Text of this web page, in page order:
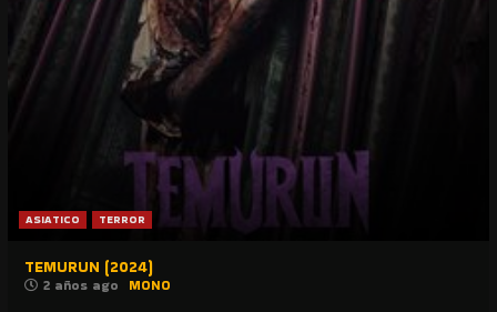
ASIATICO TERROR
TEMURUN (2024)
2 años ago MONO